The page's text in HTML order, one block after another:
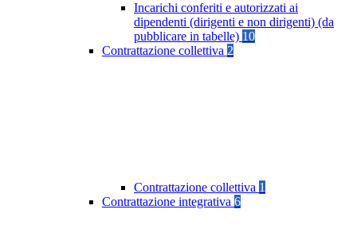
Incarichi conferiti e autorizzati ai
dipendenti (dirigenti e non dirigenti) (da
pubblicare in tabelle) 10
Contrattazione collettiva 2
Contrattazione collettiva 1
Contrattazione integrativa 6